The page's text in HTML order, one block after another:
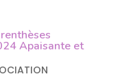
Apaisante et